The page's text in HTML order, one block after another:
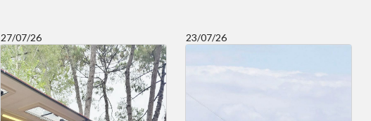
27/07/26 23/07/26